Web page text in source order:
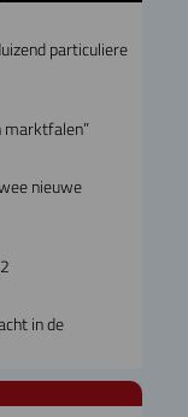
particuliere
marktfalen”
nieuwe
in de